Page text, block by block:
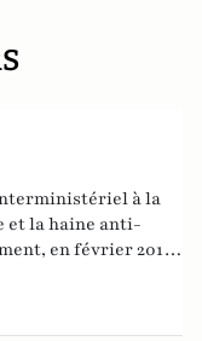
à la
et la haine anti-
en février 2018,
le Printemps
Bouvet), et lance